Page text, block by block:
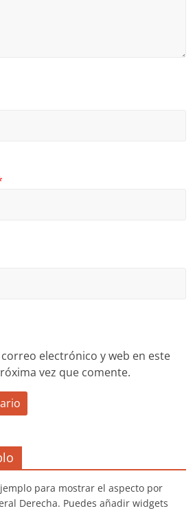
electrónico y web en este
vez que comente.
para mostrar el aspecto por
Derecha. Puedes añadir widgets